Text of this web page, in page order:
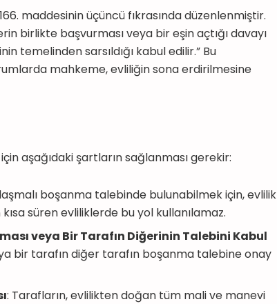
maddesinin üçüncü fıkrasında düzenlenmiştir.
birlikte başvurması veya bir eşin açtığı davayı
temelinden sarsıldığı kabul edilir.” Bu
mahkeme, evliliğin sona erdirilmesine
aşağıdaki şartların sağlanması gerekir:
boşanma talebinde bulunabilmek için, evlilik
süren evliliklerde bu yol kullanılamaz.
veya Bir Tarafın Diğerinin Talebini Kabul
bir tarafın diğer tarafın boşanma talebine onay
: Tarafların, evlilikten doğan tüm mali ve manevi